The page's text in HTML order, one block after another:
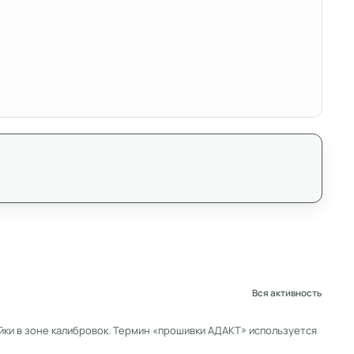
Вся активность
в зоне калибровок. Термин «прошивки АДАКТ» используется